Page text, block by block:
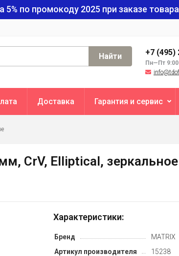
5% по промокоду 2025 при заказе
+7 (495)
Пн—Пт
Найти
Доставка Гарантия и сервис
CrV, Elliptical,
Характеристики:
Бренд
MATRIX
Артикул производителя
15238